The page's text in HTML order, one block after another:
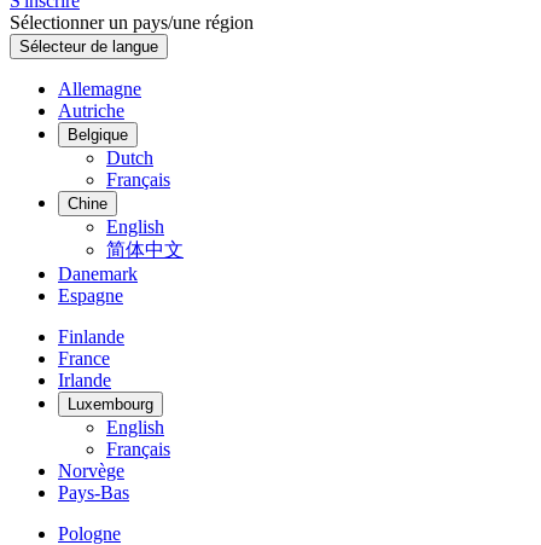
Sélectionner un pays/une région
Sélecteur de langue
Allemagne
Autriche
Belgique
Dutch
Français
Chine
English
简体中文
Danemark
Espagne
Finlande
France
Irlande
Luxembourg
English
Français
Norvège
Pays-Bas
Pologne